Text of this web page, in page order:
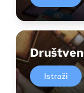
Istraži